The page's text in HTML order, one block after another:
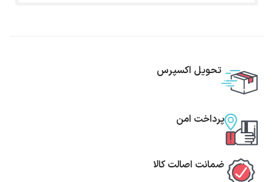
تحویل اکسپرس
پرداخت امن
ضمانت اصالت کالا